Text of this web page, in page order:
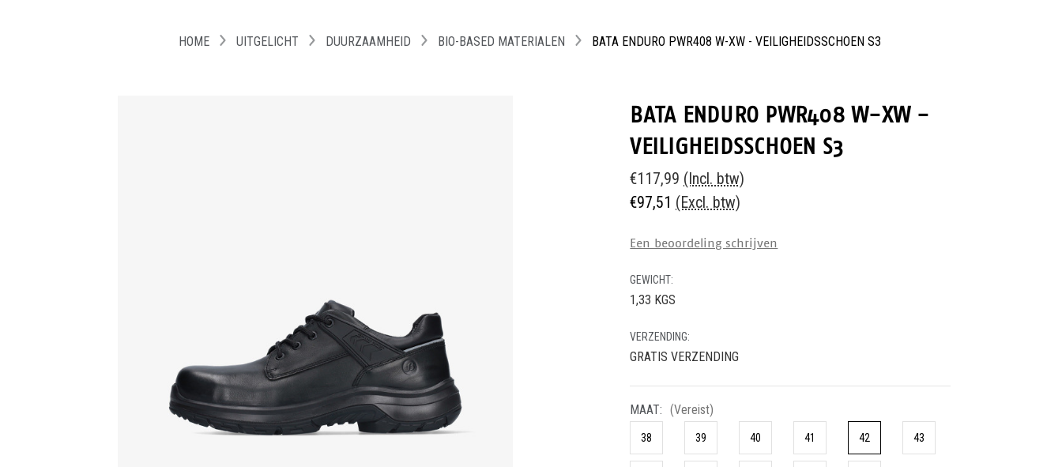
HOME UITGELICHT DUURZAAMHEID BIO-BASED MATERIALEN BATA ENDURO PWR408 W-XW - VEILIGHEIDSSCHOEN S3
BATA ENDURO PWR408 W-XW -
VEILIGHEIDSSCHOEN S3
€117,99 (Incl. btw)
€97,51 (Excl. btw)
Een beoordeling schrijven
GEWICHT:
1,33 KGS
VERZENDING:
GRATIS VERZENDING
MAAT: (Vereist)
38 39 40 41 42 43